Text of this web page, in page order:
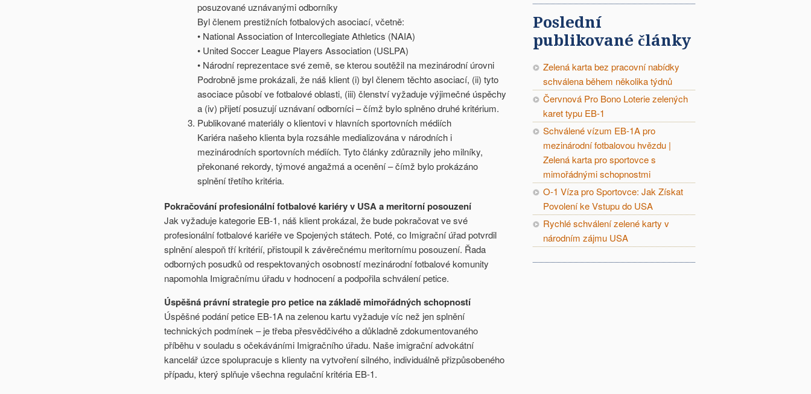
posuzované uznávanými odborníky
Byl členem prestižních fotbalových asociací, včetně:
• National Association of Intercollegiate Athletics (NAIA)
• United Soccer League Players Association (USLPA)
• Národní reprezentace své země, se kterou soutěžil na mezinárodní úrovni
Podrobně jsme prokázali, že náš klient (i) byl členem těchto asociací, (ii) tyto
asociace působí ve fotbalové oblasti, (iii) členství vyžaduje výjimečné úspěchy
a (iv) přijetí posuzují uznávaní odborníci – čímž bylo splněno druhé kritérium.
Publikované materiály o klientovi v hlavních sportovních médiích
Kariéra našeho klienta byla rozsáhle medializována v národních i
mezinárodních sportovních médiích. Tyto články zdůraznily jeho milníky,
překonané rekordy, týmové angažmá a ocenění – čímž bylo prokázáno
splnění třetího kritéria.
Pokračování profesionální fotbalové kariéry v USA a meritorní posouzení
Jak vyžaduje kategorie EB-1, náš klient prokázal, že bude pokračovat ve své
profesionální fotbalové kariéře ve Spojených státech. Poté, co Imigrační úřad potvrdil
splnění alespoň tří kritérií, přistoupil k závěrečnému meritornímu posouzení. Řada
odborných posudků od respektovaných osobností mezinárodní fotbalové komunity
napomohla Imigračnímu úřadu v hodnocení a podpořila schválení petice.
Úspěšná právní strategie pro petice na základě mimořádných schopností
Úspěšné podání petice EB-1A na zelenou kartu vyžaduje víc než jen splnění
technických podmínek – je třeba přesvědčivého a důkladně zdokumentovaného
příběhu v souladu s očekáváními Imigračního úřadu. Naše imigrační advokátní
kancelář úzce spolupracuje s klienty na vytvoření silného, individuálně přizpůsobeného
případu, který splňuje všechna regulační kritéria EB-1.
Poslední
publikované články
Zelená karta bez pracovní nabídky
schválena během několika týdnů
Červnová Pro Bono Loterie zelených
karet typu EB-1
Schválené vízum EB-1A pro
mezinárodní fotbalovou hvězdu |
Zelená karta pro sportovce s
mimořádnými schopnostmi
O-1 Víza pro Sportovce: Jak Získat
Povolení ke Vstupu do USA
Rychlé schválení zelené karty v
národním zájmu USA